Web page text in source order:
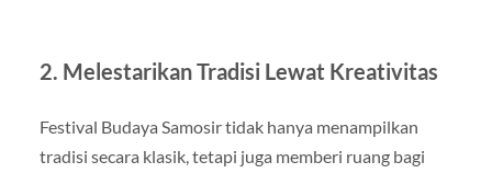
2. Melestarikan Tradisi Lewat Kreativitas
Festival Budaya Samosir tidak hanya menampilkan
tradisi secara klasik, tetapi juga memberi ruang bagi